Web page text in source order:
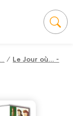
/ Le Jour où... -